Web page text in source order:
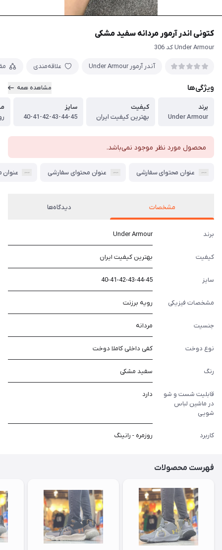
کتونی اندر آرمور مردانه سفید مشکی
Under Armour کد 306
آندر آرمور Under Armour علاقه‌مندی
ویژگی‌ها مشاهده همه
برند
Under Armour
کیفیت
بهترین کیفیت ایران
سایز
40-41-42-43-44-45
محصول مورد نظر موجود نمی‌باشد.
عنوان محتوای سفارشی عنوان محتوای سفارشی عنوان
مشخصات دیدگاه‌ها
برند Under Armour
کیفیت بهترین کیفیت ایران
سایز 40-41-42-43-44-45
مشخصات فیزیکی رویه برزنت
جنسیت مردانه
نوع دوخت کفی داخلی کاملا دوخت
رنگ سفید مشکی
قابلیت شست و شو
در ماشین لباس
شویی
دارد
کاربرد روزمره - رانینگ
فهرست محصولات